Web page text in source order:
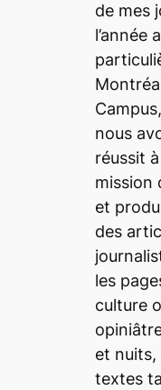
de mes
l’année
Campus
nous
réussit
mission
et
des
les
culture
et nuits,
textes